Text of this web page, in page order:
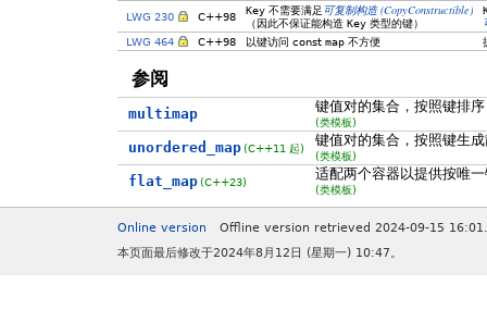
LWG 230
C++98 Key不需要满足 可复制构造 (CopyConstructible)
（因此不保证能构造 Key类型的键）
LWG 464
C++98 以键访问 const map不方便
参阅
multimap 键值对的集合，按照键排序
(类模板)
unordered_map (C++11 起) 键值对的集合，按照键生
(类模板)
flat_map (C++23) 适配两个容器以提供按唯
(类模板)
Online version
Offline version retrieved 2024-09-15 16:01.
本页面最后修改于2024年8月12日 (星期一) 10:47。